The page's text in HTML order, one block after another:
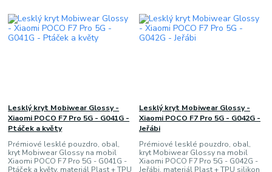
Lesklý kryt Mobiwear Glossy -
Xiaomi POCO F7 Pro 5G - G041G -
Ptáček a květy
Prémiové lesklé pouzdro, obal,
kryt Mobiwear Glossy na mobil
Xiaomi POCO F7 Pro 5G - G041G -
Ptáček a květy, materiál Plast + TPU
Lesklý kryt Mobiwear Glossy -
Xiaomi POCO F7 Pro 5G - G042G -
Jeřábi
Prémiové lesklé pouzdro, obal,
kryt Mobiwear Glossy na mobil
Xiaomi POCO F7 Pro 5G - G042G -
Jeřábi, materiál Plast + TPU silikon